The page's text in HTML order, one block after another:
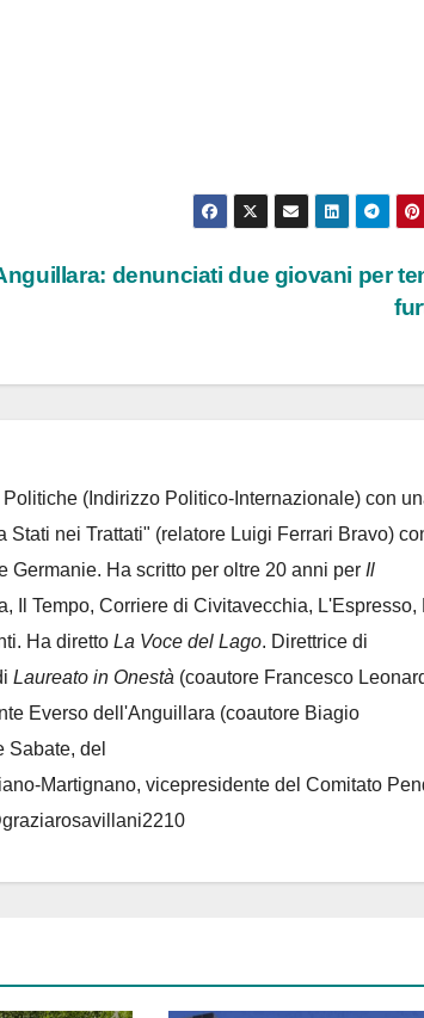
denunciati due giovani per
(Indirizzo Politico-Internazionale) con
nei Trattati" (relatore Luigi Ferrari Bravo)
Ha scritto per oltre 20 anni per Il
Il Tempo, Corriere di Civitavecchia, L'Espresso,
Ha diretto La Voce del Lago. Direttrice di
Laureato in Onestà (coautore Francesco
Everso dell'Anguillara (coautore Biagio
Sabate, del
Martignano, vicepresidente del Comitato